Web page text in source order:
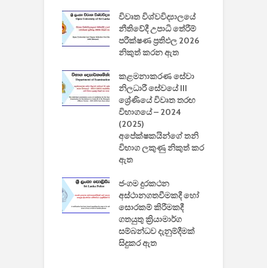
විවෘත විශ්වවිද්‍යාලයේ
නීතිවේදී උපාධි තේරීම්
පරීක්ෂණ ප්‍රතිඵල 2026
නිකුත් කරන ඇත
කළමනාකරණ සේවා
නිලධාරී සේවයේ III
ශ්‍රේණියේ විවෘත තරඟ
විභාගයේ – 2024
(2025)
අපේක්ෂකයින්ගේ තනි
විභාග ලකුණු නිකුත් කර
ඇත
ජංගම දුරකථන
අස්ථානගතවීමකදී හෝ
සොරකම් කිරීමකදී
ගතයුතු ක්‍රියාමාර්ග
සම්බන්ධව දැනුම්දීමක්
සිදුකර ඇත